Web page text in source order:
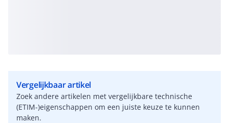
Vergelijkbaar artikel
Zoek andere artikelen met vergelijkbare technische
(ETIM-)eigenschappen om een juiste keuze te kunnen
maken.